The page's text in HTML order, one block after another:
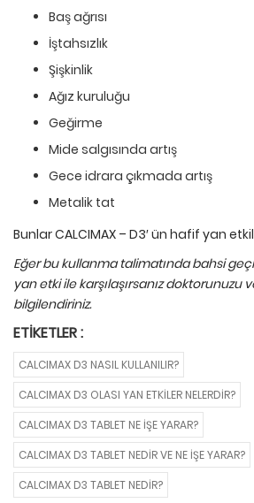
Baş ağrısı
İştahsızlık
Şişkinlik
Ağız kuruluğu
Geğirme
Mide salgısında artış
Gece idrara çıkmada artış
Metalik tat
Bunlar CALCIMAX – D3′ ün hafif yan
Eğer bu kullanma talimatında bahsi
yan etki ile karşılaşırsanız doktorunuzu
bilgilendiriniz.
ETIKETLER :
CALCIMAX D3 NASIL KULLANILIR?
CALCIMAX D3 OLASI YAN ETKILER NELERDIR?
CALCIMAX D3 TABLET NE IŞE YARAR?
CALCIMAX D3 TABLET NEDIR VE NE IŞE YARAR?
CALCIMAX D3 TABLET NEDIR?